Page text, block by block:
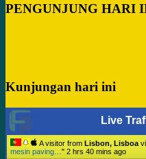
PENGUNJUNG HARI
Kunjungan hari ini
Live
A visitor from Lisbon, Lisboa
mesin paving… " 2 hrs 40 mins ago